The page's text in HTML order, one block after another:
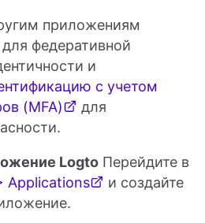
приложениям
для федеративной
и
с учетом
(MFA)
для
Logto Перейдите в
Applications
и создайте